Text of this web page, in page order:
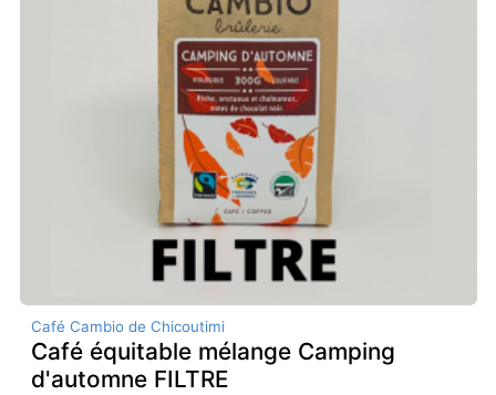
Café Cambio de Chicoutimi
Café équitable mélange Camping
d'automne FILTRE